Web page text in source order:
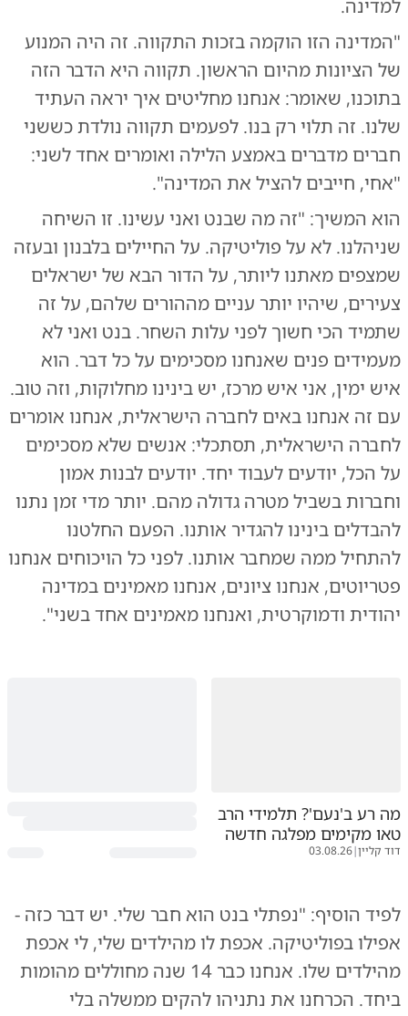
למדינה.
"המדינה הזו הוקמה בזכות התקווה. זה היה המנוע
של הציונות מהיום הראשון. תקווה היא הדבר הזה
בתוכנו, שאומר: אנחנו מחליטים איך יראה העתיד
שלנו. זה תלוי רק בנו. לפעמים תקווה נולדת כששני
חברים מדברים באמצע הלילה ואומרים אחד לשני:
"אחי, חייבים להציל את המדינה".
הוא המשיך: "זה מה שבנט ואני עשינו. זו השיחה
שניהלנו. לא על פוליטיקה. על החיילים בלבנון ובעזה
שמצפים מאתנו ליותר, על הדור הבא של ישראלים
צעירים, שיהיו יותר עניים מההורים שלהם, על זה
שתמיד הכי חשוך לפני עלות השחר. בנט ואני לא
מעמידים פנים שאנחנו מסכימים על כל דבר. הוא
איש ימין, אני איש מרכז, יש בינינו מחלוקות, וזה טוב.
עם זה אנחנו באים לחברה הישראלית, אנחנו אומרים
לחברה הישראלית, תסתכלי: אנשים שלא מסכימים
על הכל, יודעים לעבוד יחד. יודעים לבנות אמון
וחברות בשביל מטרה גדולה מהם. יותר מדי זמן נתנו
להבדלים בינינו להגדיר אותנו. הפעם החלטנו
להתחיל ממה שמחבר אותנו. לפני כל הויכוחים אנחנו
פטריוטים, אנחנו ציונים, אנחנו מאמינים במדינה
יהודית ודמוקרטית, ואנחנו מאמינים אחד בשני".
מה רע ב'נעם'? תלמידי הרב
טאו מקימים מפלגה חדשה
דוד קליין|
03.08.26
לפיד הוסיף: "נפתלי בנט הוא חבר שלי. יש דבר כזה -
אפילו בפוליטיקה. אכפת לו מהילדים שלי, לי אכפת
מהילדים שלו. אנחנו כבר 14 שנה מחוללים מהומות
ביחד. הכרחנו את נתניהו להקים ממשלה בלי